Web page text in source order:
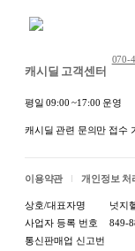
캐시딜 고객센터
070-
평일 09:00 ~17:00 운영
캐시딜 관련 문의만 접수
이용약관 개인정보 처
상호/대표자명
넛지
사업자 등록 번호
849-
통신판매업 신고번